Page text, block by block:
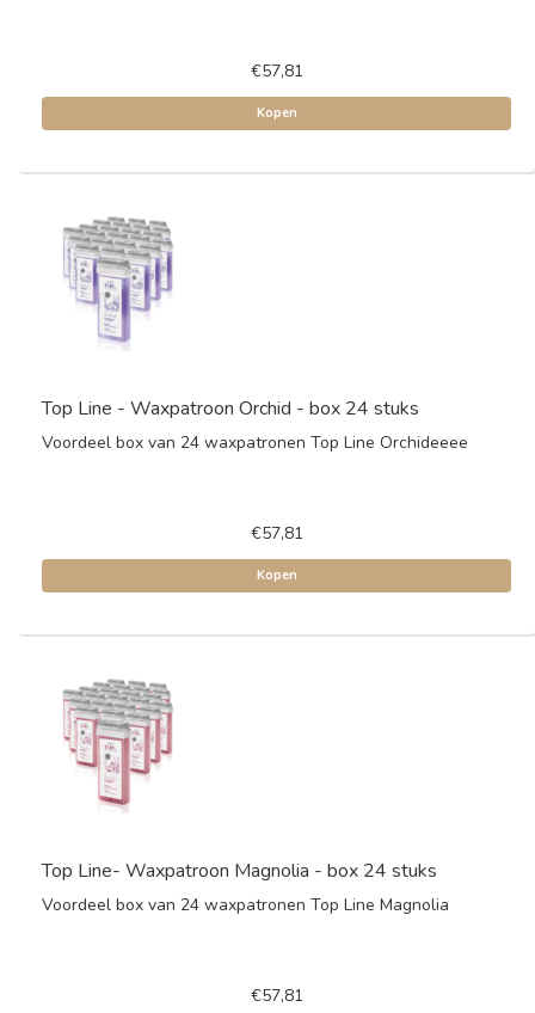
€57,81
Kopen
Top Line - Waxpatroon Orchid - box 24 stuks
Voordeel box van 24 waxpatronen Top Line Orchideeee
€57,81
Kopen
Top Line- Waxpatroon Magnolia - box 24 stuks
Voordeel box van 24 waxpatronen Top Line Magnolia
€57,81